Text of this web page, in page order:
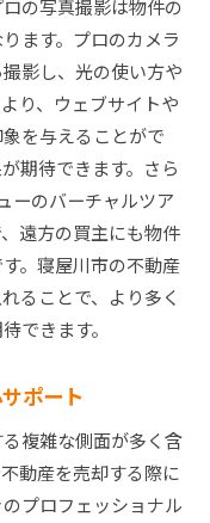
の写真撮影は物件の
ます。プロのカメラ
影し、光の使い方や
り、ウェブサイトや
を与えることがで
期待できます。さら
ーのバーチャルツア
遠方の買主にも物件
。寝屋川市の不動産
ることで、より多く
できます。
ポート
複雑な側面が多く含
動産を売却する際に
プロフェッショナル